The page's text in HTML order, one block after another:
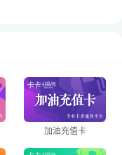
加油充值卡